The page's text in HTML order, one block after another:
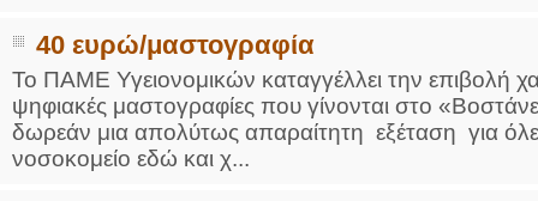
40 ευρώ/μαστογραφία
Το ΠΑΜΕ Υγειονομικών καταγγέλλει την επιβολή
ψηφιακές μαστογραφίες που γίνονται στο
δωρεάν μια απολύτως απαραίτητη εξέταση για
νοσοκομείο εδώ και χ...